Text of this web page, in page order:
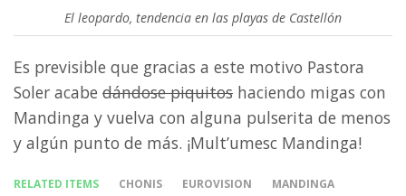
El leopardo, tendencia en las playas de Castellón
Es previsible que gracias a este motivo Pastora
Soler acabe dándose piquitos haciendo migas con
Mandinga y vuelva con alguna pulserita de menos
y algún punto de más. ¡Mult’umesc Mandinga!
RELATED ITEMS CHONIS EUROVISION
MANDINGA